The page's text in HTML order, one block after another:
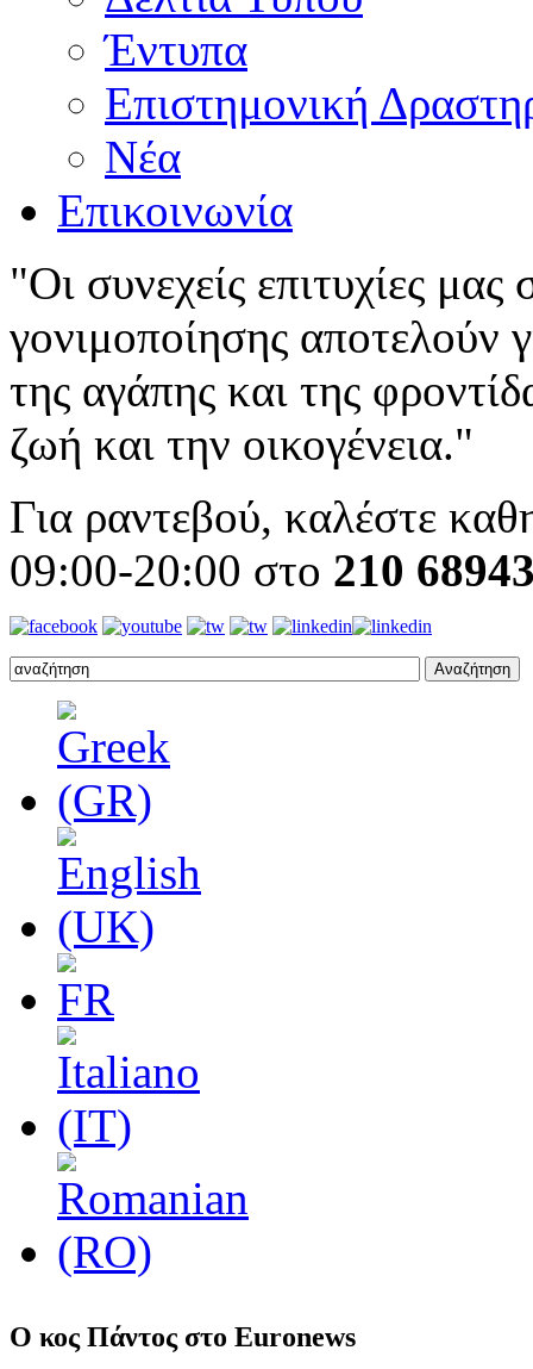
Έντυπα
Επιστημονική
Νέα
Επικοινωνία
"Οι συνεχείς επιτυχίες
γονιμοποίησης αποτελούν
της αγάπης και της
ζωή και την οικογένεια."
Για ραντεβού, καλέστε
09:00-20:00 στο 210
Ο κος Πάντος στο Euronews